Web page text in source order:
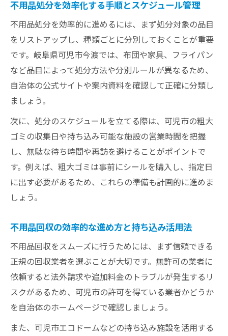
不用品処分を効率化する手順とスケジュール管理
不用品処分を効率的に進めるには、まず処分対象の品目
をリストアップし、種類ごとに分別しておくことが重要
です。岐阜県可児市今渡では、布団や家具、フライパン
など品目によって処分方法や分別ルールが異なるため、
自治体の公式サイトや案内資料を確認して正確に分類し
ましょう。
次に、処分のスケジュールを立てる際は、可児市の粗大
ゴミの収集日や持ち込み可能な施設の営業時間を把握
し、無駄な待ち時間や再訪を避けることがポイントで
す。例えば、粗大ゴミは事前にシールを購入し、指定日
に出す必要があるため、これらの準備も計画的に進めま
しょう。
不用品回収の効率的な進め方と持ち込み活用法
不用品回収をスムーズに行うためには、まず信頼できる
正規の回収業者を選ぶことが大切です。無許可の業者に
依頼すると法外請求や追加料金のトラブルが発生するリ
スクがあるため、可児市の許可を得ている業者かどうか
を自治体のホームページで確認しましょう。
また、可児市エコドームなどの持ち込み施設を活用する